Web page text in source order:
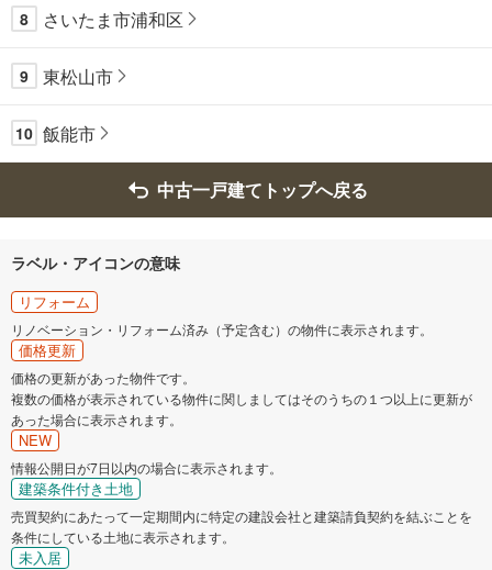
8 さいたま市浦和区
9 東松山市
10 飯能市
中古一戸建てトップへ戻る
ラベル・アイコンの意味
リフォーム
リノベーション・リフォーム済み（予定含む）の物件に表示されます。
価格更新
価格の更新があった物件です。
複数の価格が表示されている物件に関しましてはそのうちの１つ以上に更新が
あった場合に表示されます。
NEW
情報公開日が7日以内の場合に表示されます。
建築条件付き土地
売買契約にあたって一定期間内に特定の建設会社と建築請負契約を結ぶことを
条件にしている土地に表示されます。
未入居